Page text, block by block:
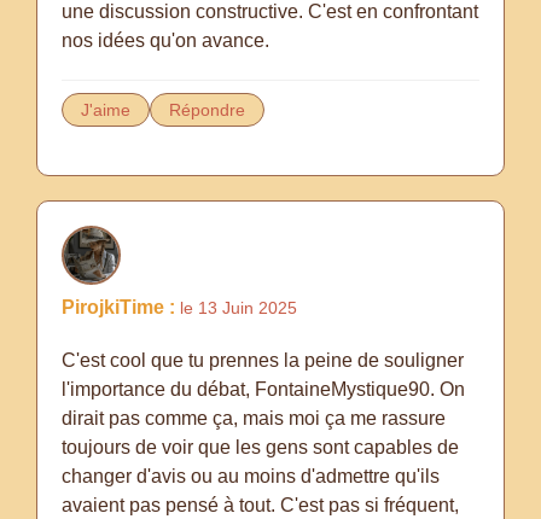
une discussion constructive. C'est en confrontant
nos idées qu'on avance.
J'aime Répondre
PirojkiTime : le 13 Juin 2025
C'est cool que tu prennes la peine de souligner
l'importance du débat, FontaineMystique90. On
dirait pas comme ça, mais moi ça me rassure
toujours de voir que les gens sont capables de
changer d'avis ou au moins d'admettre qu'ils
avaient pas pensé à tout. C'est pas si fréquent,